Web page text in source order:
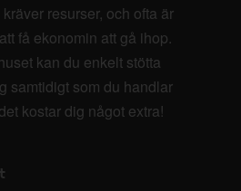
resurser, och ofta är
få ekonomin att gå ihop.
kan du enkelt stötta
samtidigt som du handlar
kostar dig något extra!